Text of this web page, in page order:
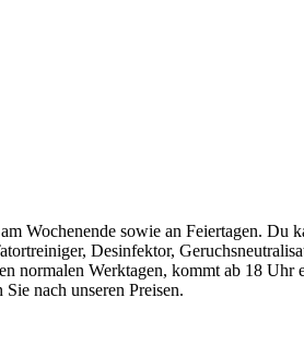
Wochenende sowie an Feiertagen.
Desinfektor,
Werktagen, kommt ab 18
nach unseren Preisen.